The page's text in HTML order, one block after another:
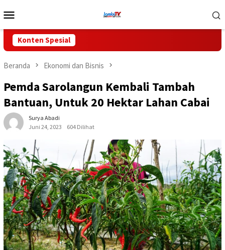
ke
Mobile
Konten Spesial
Beranda Ekonomi dan Bisnis
Pemda Sarolangun Kembali Tambah
Bantuan, Untuk 20 Hektar Lahan Cabai
Surya Abadi
Juni 24, 2023
604 Dilihat